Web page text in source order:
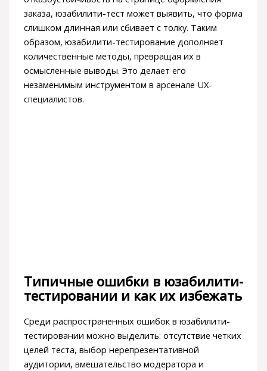
заказа, юзабилити-тест может выявить, что форма
слишком длинная или сбивает с толку. Таким
образом, юзабилити-тестирование дополняет
количественные методы, превращая их в
осмысленные выводы. Это делает его
незаменимым инструментом в арсенале UX-
специалистов.
Типичные ошибки в юзабилити-
тестировании и как их избежать
Среди распространенных ошибок в юзабилити-
тестировании можно выделить: отсутствие четких
целей теста, выбор нерепрезентативной
аудитории, вмешательство модератора и